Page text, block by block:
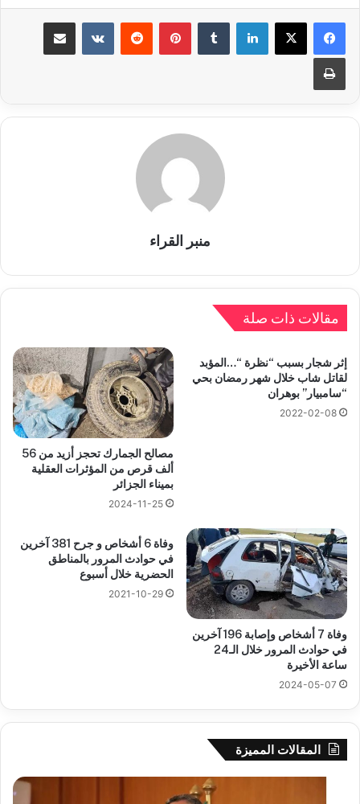
لينكدإن بينتيريست
طباعة
منبر القراء
مقالات ذات صلة
إثر شجار بسبب “نظرة “…المؤبد
لقاتل شاب خلال شهر رمضان بحي
“سامبيار” بوهران
2022-02-08
مصالح الجمارك تحجز أزيد من 56
ألف قرص من المؤثرات العقلية
بميناء الجزائر
2024-11-25
وفاة 7 أشخاص وإصابة 196 آخرين
في حوادث المرور خلال الـ24
ساعة الأخيرة
2024-05-07
وفاة 6 أشخاص و جرح 381 آخرين
في حوادث المرور بالمناطق
الحضرية خلال أسبوع
2021-10-29
المقالات المميزة